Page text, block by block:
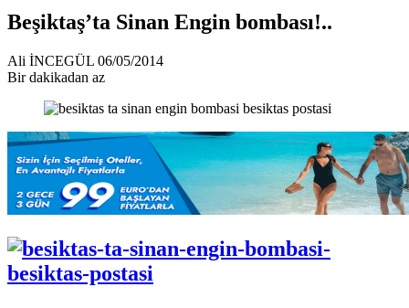
Beşiktaş’ta Sinan Engin bombası!..
Ali İNCEGÜL Bir
e-
göndermek
06/05/2014
Bir dakikadan az